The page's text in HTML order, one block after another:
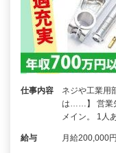
仕事内容
ネジや工業用
は……】 営業
メイン。 1人
給与 月給200,000